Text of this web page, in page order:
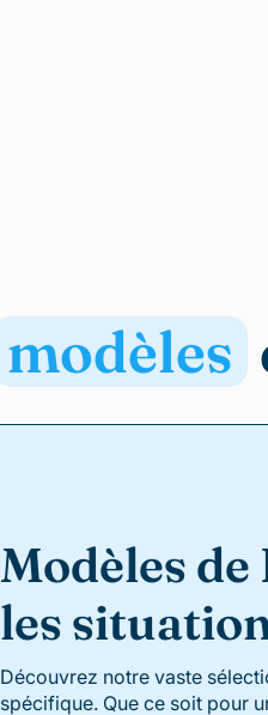
modèles
Modèles
les
Découvrez notre vaste
spécifique. Que ce soit pour